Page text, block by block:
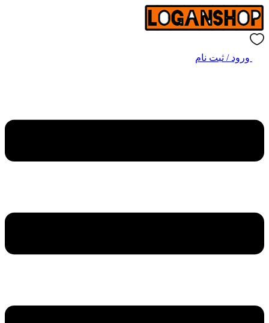
ورود / ثبت نام